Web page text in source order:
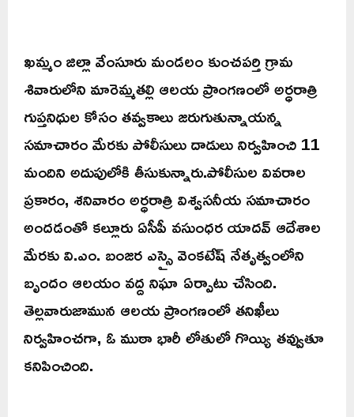
ఖమ్మం జిల్లా వేంసూరు మండలం కుంచపర్తి గ్రామ
శివారులోని మారెమ్మతల్లి ఆలయ ప్రాంగణంలో అర్ధరాత్రి
గుప్తనిధుల కోసం తవ్వకాలు జరుగుతున్నాయన్న
సమాచారం మేరకు పోలీసులు దాడులు నిర్వహించి 11
మందిని అదుపులోకి తీసుకున్నారు.పోలీసుల వివరాల
ప్రకారం, శనివారం అర్ధరాత్రి విశ్వసనీయ సమాచారం
అందడంతో కల్లూరు ఏసీపీ వసుంధర యాదవ్ ఆదేశాల
మేరకు వి.ఎం. బంజర ఎస్సై వెంకటేష్ నేతృత్వంలోని
బృందం ఆలయం వద్ద నిఘా ఏర్పాటు చేసింది.
తెల్లవారుజామున ఆలయ ప్రాంగణంలో తనిఖీలు
నిర్వహించగా, ఓ ముఠా భారీ లోతులో గొయ్యి తవ్వుతూ
కనిపించింది.